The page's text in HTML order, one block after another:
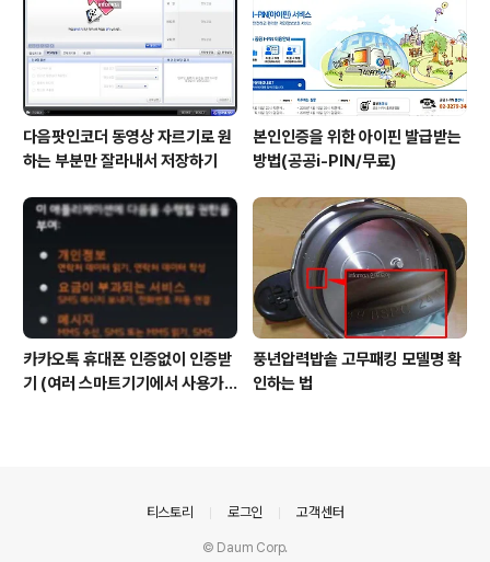
다음팟인코더 동영상 자르기로 원
하는 부분만 잘라내서 저장하기
본인인증을 위한 아이핀 발급받는
방법(공공i-PIN/무료)
카카오톡 휴대폰 인증없이 인증받
기 (여러 스마트기기에서 사용가
풍년압력밥솥 고무패킹 모델명 확
인하는 법
티스토리 로그인 고객센터
© Daum Corp.